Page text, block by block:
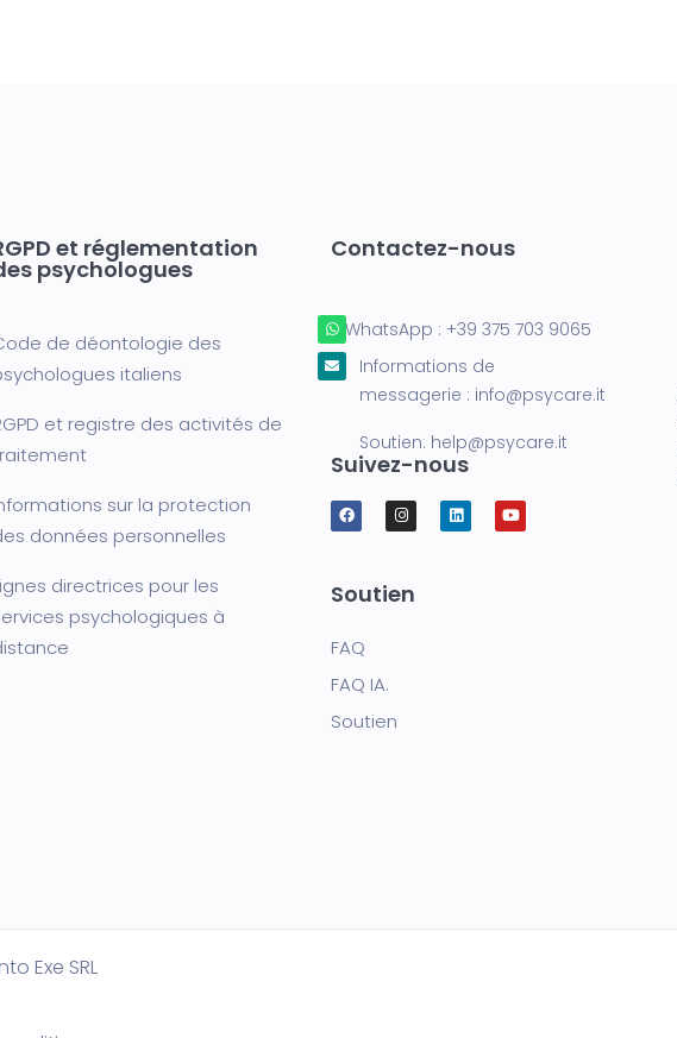
et réglementation
psychologues
de déontologie des
italiens
et registre des activités de
sur la protection
données personnelles
directrices pour les
psychologiques à
Contactez-nous
WhatsApp : +39 375 703 9065
Informations de
messagerie : info@psycare.it
Soutien: help@psycare.it
Suivez-nous
Soutien
FAQ
FAQ IA.
Soutien
Exe SRL